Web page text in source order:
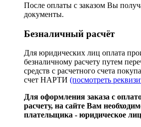
После оплаты с заказом Вы
документы.
Безналичный расчёт
Для юридических лиц оплата
безналичному расчету путем
средств с расчетного счета
счет НАРТИ (посмотреть
Для оформления заказа с
расчету, на сайте Вам
плательщика - юридическое